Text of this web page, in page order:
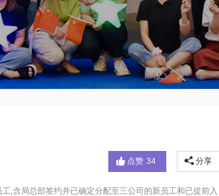
点赞 34 分享
,含局总部签约并已确定分配至三公司的新员工和已提前入